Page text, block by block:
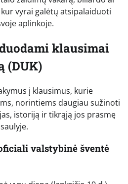
vyrai galėtų atsipalaiduoti
aplinkoje.
klausimai
(DUK)
į klausimus, kurie
norintiems daugiau sužinoti
istoriją ir tikrąją jos prasmę
valstybinė šventė